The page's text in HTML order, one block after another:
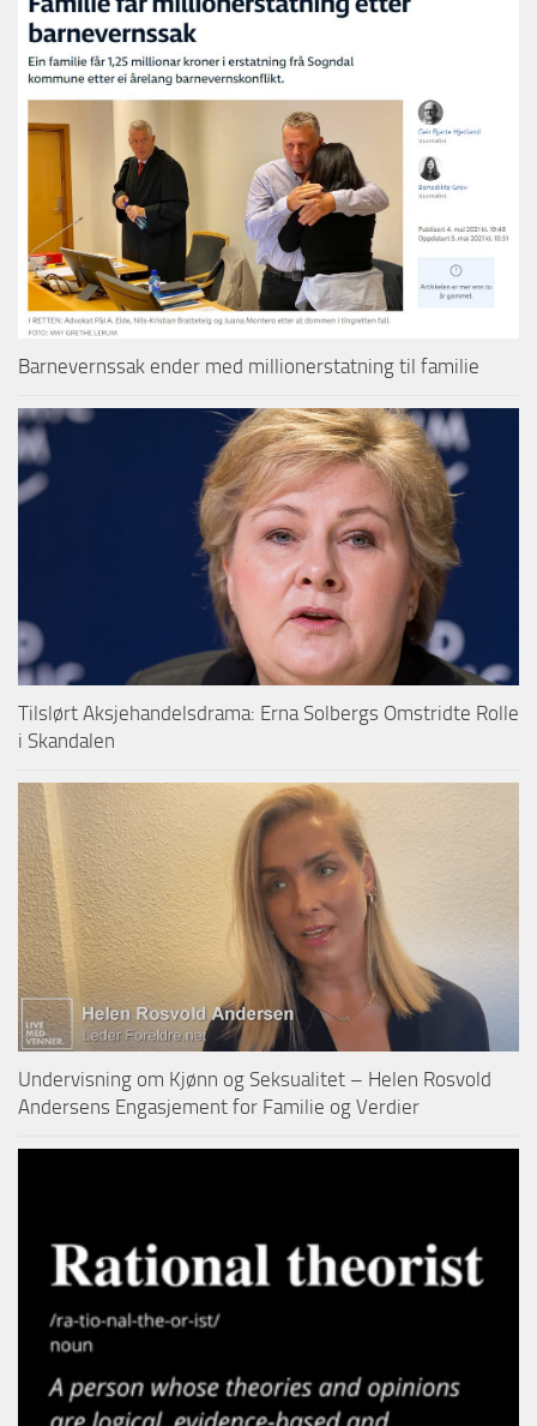
Barnevernssak ender med millionerstatning til familie
Tilslørt Aksjehandelsdrama: Erna Solbergs Omstridte Rolle
i Skandalen
Undervisning om Kjønn og Seksualitet – Helen Rosvold
Andersens Engasjement for Familie og Verdier